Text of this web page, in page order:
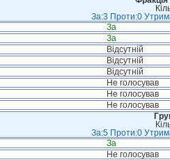
За:3 Проти:0
За
За
Відсутній
Відсутній
Відсутній
Не голосував
Не голосував
Не голосував
За:5 Проти:0
За
Не голосував